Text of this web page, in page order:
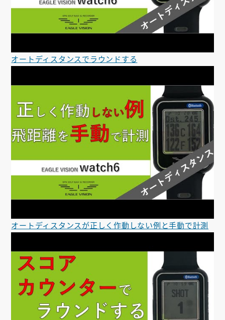
オートディスタンスでラウンドする
オートディスタンスが正しく作動しない例と手動で計測